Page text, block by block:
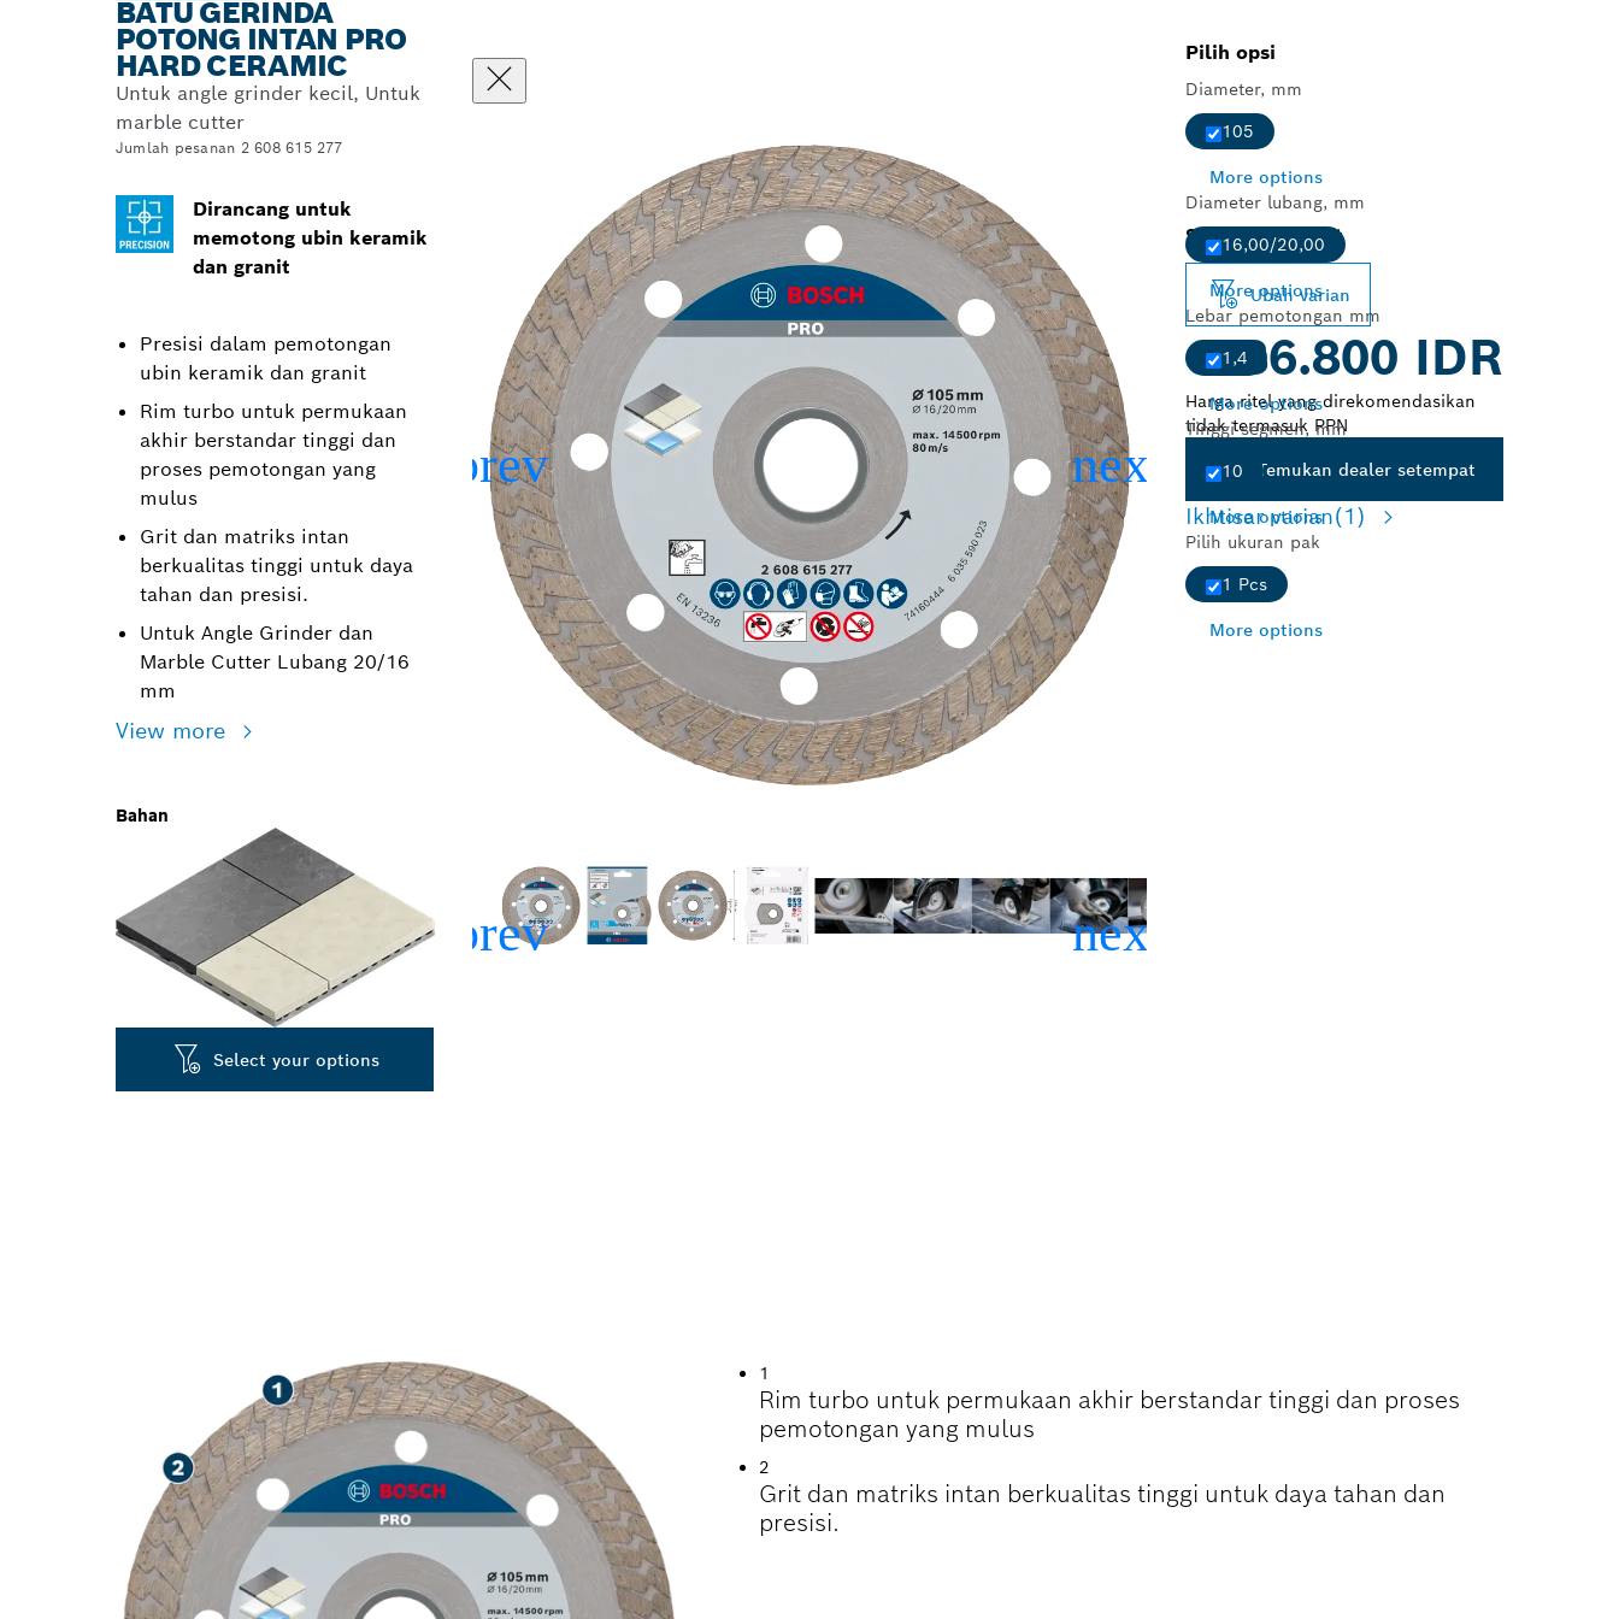
BATU GERINDA
POTONG INTAN PRO
HARD CERAMIC
Untuk angle grinder kecil, Untuk
marble cutter
Jumlah pesanan 2 608 615 277
Dirancang untuk
memotong ubin keramik
dan granit
Presisi dalam pemotongan
ubin keramik dan granit
Rim turbo untuk permukaan
akhir berstandar tinggi dan
proses pemotongan yang
mulus
Grit dan matriks intan
berkualitas tinggi untuk daya
tahan dan presisi.
Untuk Angle Grinder dan
Marble Cutter Lubang 20/16
mm
View more
Bahan
Select your options
Pilih opsi
Diameter, mm
105
More options
Diameter lubang, mm
16,00/20,00
More options
Lebar pemotongan mm
1,4
More options
Tinggi segmen, mm
10
More options
Pilih ukuran pak
1 Pcs
More options
Selected variant
Ubah varian
86.800 IDR
Harga ritel yang direkomendasikan
tidak termasuk PPN
Temukan dealer setempat
Ikhtisar varian(1)
1
Rim turbo untuk permukaan akhir berstandar tinggi dan proses
pemotongan yang mulus
2
Grit dan matriks intan berkualitas tinggi untuk daya tahan dan
presisi.